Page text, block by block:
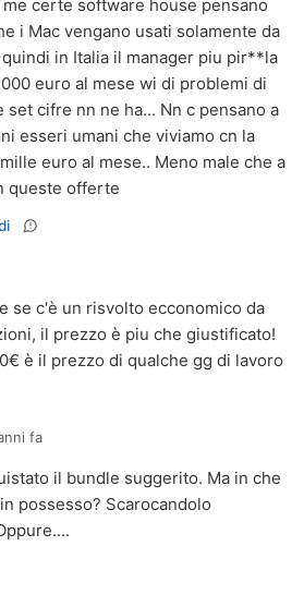
certe software house pensano
i Mac vengano usati solamente da
quindi in Italia il manager piu pir**la
euro al mese wi di problemi di
set cifre nn ne ha... Nn c pensano a
esseri umani che viviamo cn la
euro al mese.. Meno male che a
queste offerte
se c'è un risvolto ecconomico da
il prezzo è piu che giustificato!
è il prezzo di qualche gg di lavoro
fa
il bundle suggerito. Ma in che
possesso? Scarocandolo